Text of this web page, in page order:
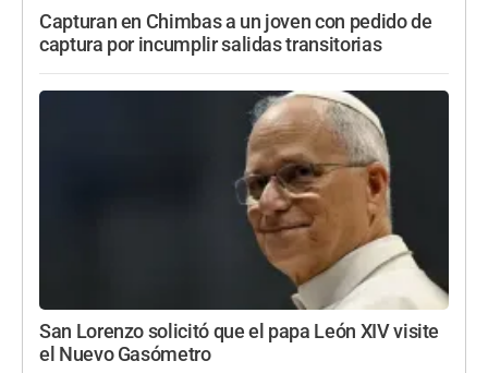
Capturan en Chimbas a un joven con pedido de
captura por incumplir salidas transitorias
San Lorenzo solicitó que el papa León XIV visite
el Nuevo Gasómetro